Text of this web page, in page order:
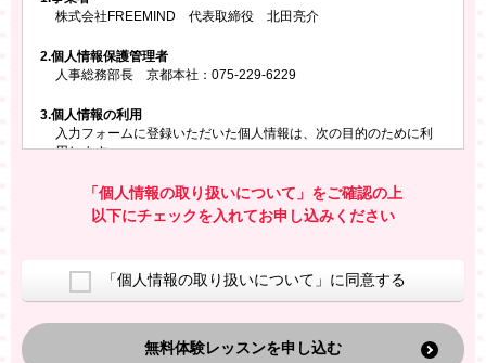
所属施設名・会員番号またはクーポンコード
所属施設名
会員番号またはクーポンコード
株式会社FREEMIND 代表取締役 北田亮介
2.個人情報保護管理者
人事総務部長 京都本社：075-229-6229
3.個人情報の利用
入力フォームに登録いただいた個人情報は、次の目的のために利
用します。
お問い合わせにお答えするため
レプトンのキャンペーンや新商品（新サービス）、新規開講教
室等をご案内するため
換した上で、広告・宣伝・販売促進活動に役立てること
上記の利用目的のために第三者へ提供すること
なお、この利用目的を超えた個人情報の取扱いは行いません。ま
「個人情報の取り扱いについて」をご確認の上
以下にチェックを入れてお申し込みください
「個人情報の取り扱いについて」に同意する
無料体験レッスンを申し込む